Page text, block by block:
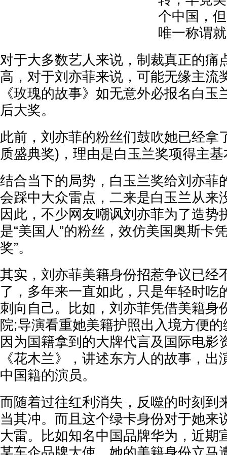
个中国，
唯一称谓
对于大多数艺人来说，制裁真正的痛
高，对于刘亦菲来说，可能无缘主流
《玫瑰的故事》如无意外必报名白
后大奖。
此前，刘亦菲的粉丝们鼓吹她已经拿
质盛典奖)，理由是白玉兰奖项得主
结合当下的局势，白玉兰奖给刘亦菲
会踩中大众雷点，二来是白玉兰从来
因此，不少网友嘲讽刘亦菲为了造势
是“美国人”的粉丝，效仿美国奥斯卡
奖”。
其实，刘亦菲美籍身份招惹争议已经
了，多年来一直如此，只是年轻时吃
刺向自己。比如，刘亦菲凭借美籍身
院;导演看重她美籍护照出入境方便
因为国籍拿到的大牌代言及国际电影
《花木兰》，讲述东方人的故事，
中国籍的演员。
而随着过往红利消失，反噬的时刻到
当其冲。而且这个绿卡身份对于她来
大雷。比如知名中国品牌华为，近期